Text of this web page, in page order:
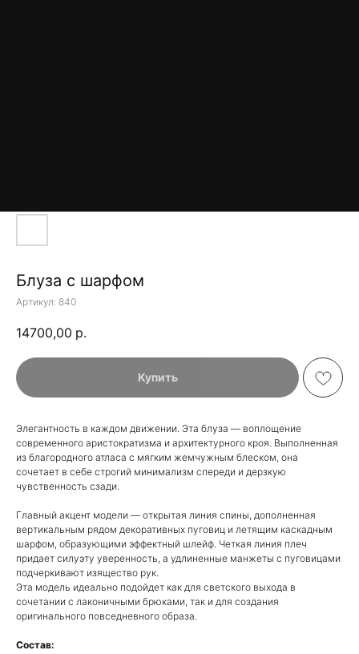
Блуза с шарфом
Артикул: 840
14700,00 р.
Купить
Элегантность в каждом движении. Эта блуза — воплощение
современного аристократизма и архитектурного кроя. Выполненная
из благородного атласа с мягким жемчужным блеском, она
сочетает в себе строгий минимализм спереди и дерзкую
чувственность сзади.
Главный акцент модели — открытая линия спины, дополненная
вертикальным рядом декоративных пуговиц и летящим каскадным
шарфом, образующими эффектный шлейф. Четкая линия плеч
придает силуэту уверенность, а удлиненные манжеты с пуговицами
подчеркивают изящество рук.
Эта модель идеально подойдет как для светского выхода в
сочетании с лаконичными брюками, так и для создания
оригинального повседневного образа.
Состав: